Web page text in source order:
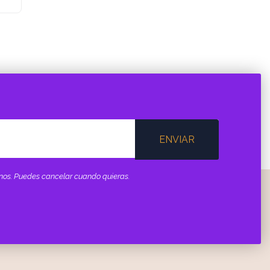
ENVIAR
Puedes cancelar cuando quieras.